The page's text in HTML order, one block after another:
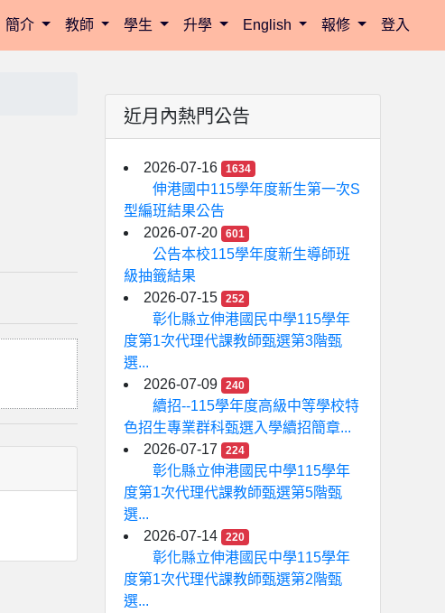
簡介 教師 學生 升學 English 報修 登入
近月內熱門公告
2026-07-16 1634
伸港國中115學年度新生第一次S
型編班結果公告
2026-07-20
601
公告本校115學年度新生導師班
級抽籤結果
2026-07-15
252
彰化縣立伸港國民中學115學年
度第1次代理代課教師甄選第3階甄
選...
2026-07-09
240
續招--115學年度高級中等學校特
色招生專業群科甄選入學續招簡章...
2026-07-17
224
彰化縣立伸港國民中學115學年
度第1次代理代課教師甄選第5階甄
選...
2026-07-14
220
彰化縣立伸港國民中學115學年
度第1次代理代課教師甄選第2階甄
選...